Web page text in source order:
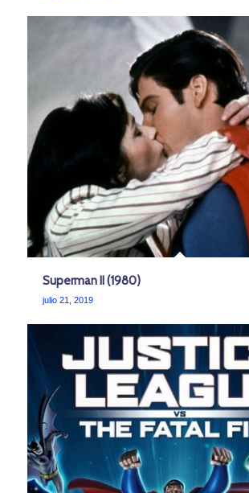
Superman II (1980)
julio 21, 2019